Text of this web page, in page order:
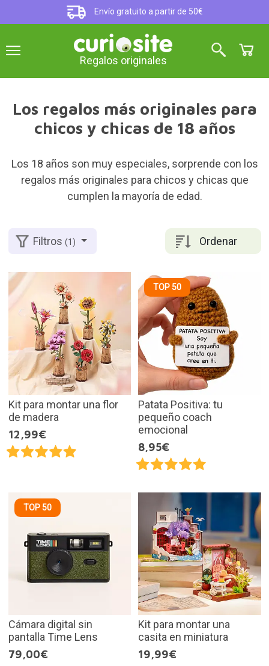
Envío gratuito a partir de 50€
Regalos originales
Los regalos más originales para
chicos y chicas de 18 años
Los 18 años son muy especiales, sorprende con los
regalos más originales para chicos y chicas que
cumplen la mayoría de edad.
Ordenar
Filtros(1)
Kit para montar una flor
de madera
12,99€
TOP 50
Patata Positiva: tu
pequeño coach
emocional
8,95€
TOP 50
Cámara digital sin
pantalla Time Lens
79,00€
Kit para montar una
casita en miniatura
19,99€